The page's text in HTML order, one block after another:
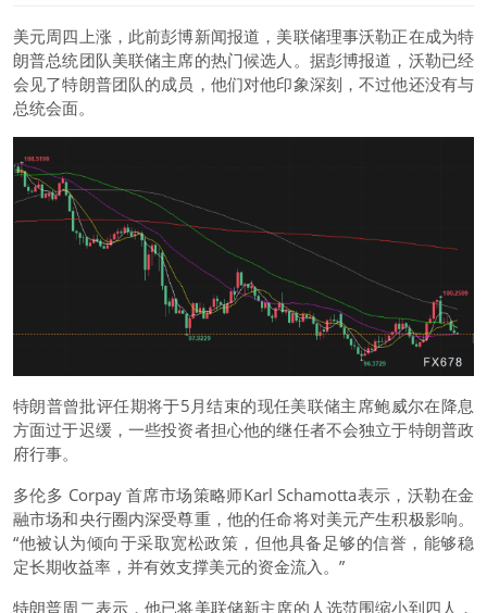
美元周四上涨，此前彭博新闻报道，美联储理事沃勒正在成为特
朗普总统团队美联储主席的热门候选人。据彭博报道，沃勒已经
会见了特朗普团队的成员，他们对他印象深刻，不过他还没有与
总统会面。
特朗普曾批评任期将于5月结束的现任美联储主席鲍威尔在降息
方面过于迟缓，一些投资者担心他的继任者不会独立于特朗普政
府行事。
多伦多 Corpay 首席市场策略师Karl Schamotta表示，沃勒在金
融市场和央行圈内深受尊重，他的任命将对美元产生积极影响。
“他被认为倾向于采取宽松政策，但他具备足够的信誉，能够稳
定长期收益率，并有效支撑美元的资金流入。”
特朗普周二表示，他已将美联储新主席的人选范围缩小到四人，